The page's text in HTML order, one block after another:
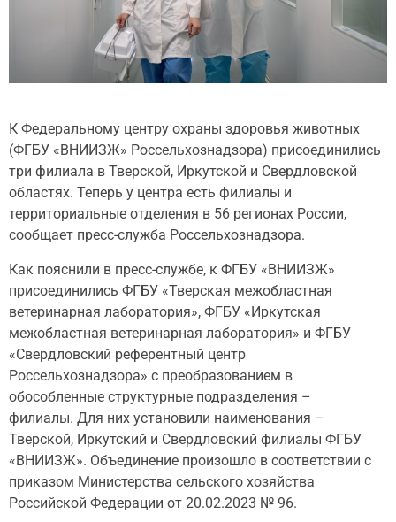
К Федеральному центру охраны здоровья животных
(ФГБУ «ВНИИЗЖ» Россельхознадзора) присоединились
три филиала в Тверской, Иркутской и Свердловской
областях. Теперь у центра есть филиалы и
территориальные отделения в 56 регионах России,
сообщает пресс-служба Россельхознадзора.
Как пояснили в пресс-службе, к ФГБУ «ВНИИЗЖ»
присоединились ФГБУ «Тверская межобластная
ветеринарная лаборатория», ФГБУ «Иркутская
межобластная ветеринарная лаборатория» и ФГБУ
«Свердловский референтный центр
Россельхознадзора» с преобразованием в
обособленные структурные подразделения –
филиалы. Для них установили наименования –
Тверской, Иркутский и Свердловский филиалы ФГБУ
«ВНИИЗЖ». Объединение произошло в соответствии с
приказом Министерства сельского хозяйства
Российской Федерации от 20.02.2023 № 96.